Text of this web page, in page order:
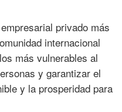
privado más
internacional
más vulnerables al
y garantizar el
y la prosperidad para